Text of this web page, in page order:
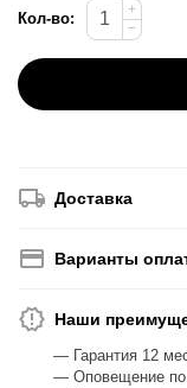
Кол-во:
+
−
Доставка
Варианты
Наши
— Гарантия 12
— Оповещение по